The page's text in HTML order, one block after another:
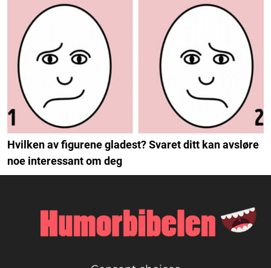
Hvilken av figurene gladest? Svaret ditt kan avsløre
noe interessant om deg